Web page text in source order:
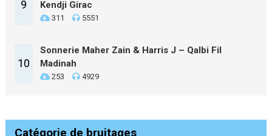
9
Kendji Girac
311 5551
10
Sonnerie Maher Zain & Harris J – Qalbi Fil
Madinah
253 4929
Catégorie de bruitages